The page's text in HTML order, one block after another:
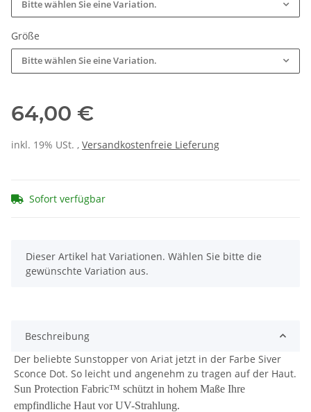
Bitte wählen Sie eine Variation.
Größe
Bitte wählen Sie eine Variation.
64,00 €
inkl. 19% USt. , Versandkostenfreie Lieferung
Sofort verfügbar
x
Dieser Artikel hat Variationen. Wählen Sie bitte die
gewünschte Variation aus.
Beschreibung
Der beliebte Sunstopper von Ariat jetzt in der Farbe Siver
Sconce Dot. So leicht und angenehm zu tragen auf der Haut.
Sun Protection Fabric™ schützt in hohem Maße Ihre
empfindliche Haut vor UV-Strahlung.